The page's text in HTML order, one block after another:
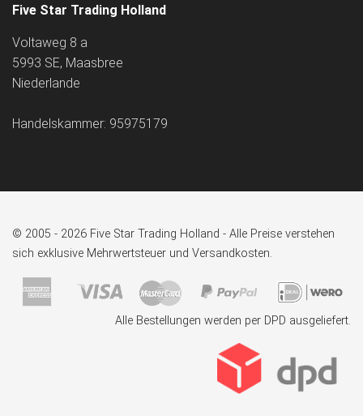
Five Star Trading Holland
Voltaweg 8 a
5993 SE, Maasbree
Niederlande
Handelskammer: 95975179
© 2005 - 2026 Five Star Trading Holland - Alle Preise verstehen
sich exklusive Mehrwertsteuer und Versandkosten.
Alle Bestellungen werden per DPD ausgeliefert.